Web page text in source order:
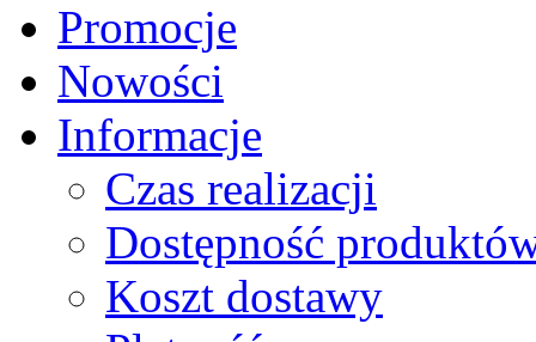
Promocje
Nowości
Informacje
Czas realizacji
Dostępność
Koszt dostawy